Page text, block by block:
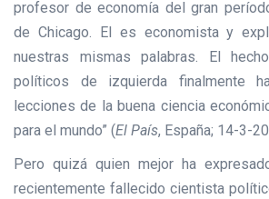
profesor de economía del gran
de Chicago. El es economista y
nuestras mismas palabras. El
políticos de izquierda finalmente
lecciones de la buena ciencia
para el mundo” (El País, España; 14-3-
Pero quizá quien mejor ha
recientemente fallecido cientista